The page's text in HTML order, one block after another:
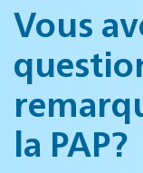
Vous
la PAP?